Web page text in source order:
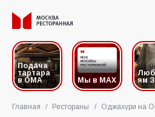
Подача
тартара
в ОМА
Мы в MAX
ям
Главная / Рестораны / Оджахури на